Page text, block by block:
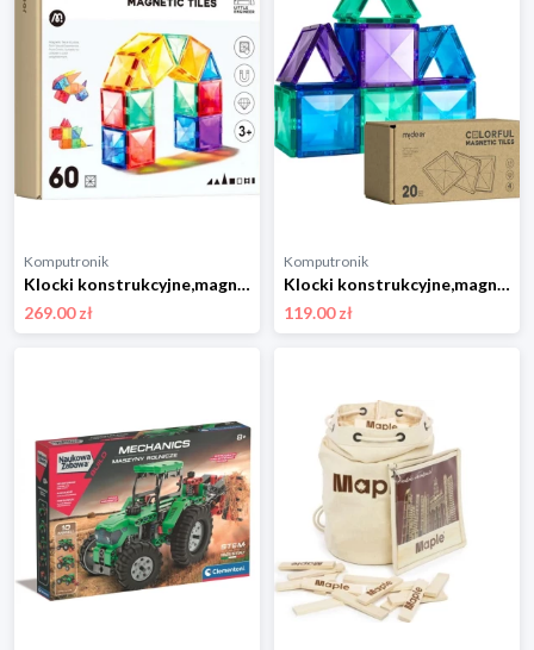
Komputronik
Klocki konstrukcyjne,magnetyczne Mideer Magnetyczne 60el. CT1210
269.00 zł
Komputronik
Klocki konstrukcyjne,magnetyczne Mideer Magnetyczne 20el. MD6397
119.00 zł